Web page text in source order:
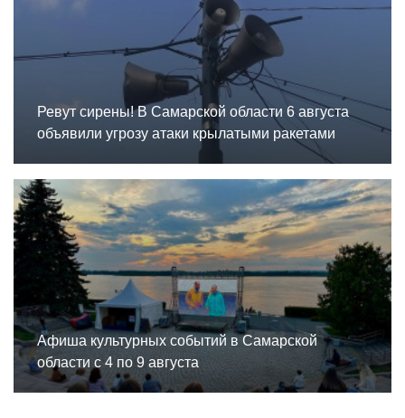
Ревут сирены! В Самарской области 6 августа
объявили угрозу атаки крылатыми ракетами
Афиша культурных событий в Самарской
области с 4 по 9 августа